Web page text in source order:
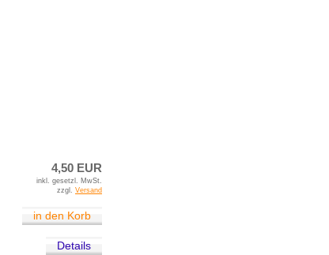
4,50 EUR
inkl. gesetzl. MwSt.
zzgl. Versand
in den Korb
Details